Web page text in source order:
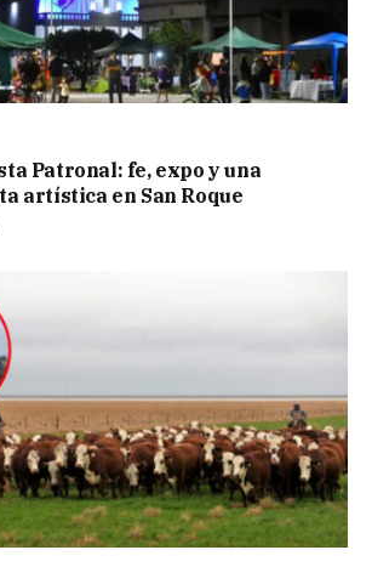
Patronal: fe, expo y una
artística en San Roque